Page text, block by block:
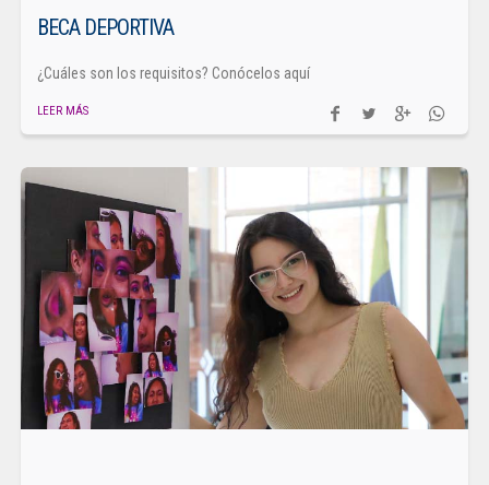
BECA DEPORTIVA
¿Cuáles son los requisitos? Conócelos aquí
LEER MÁS